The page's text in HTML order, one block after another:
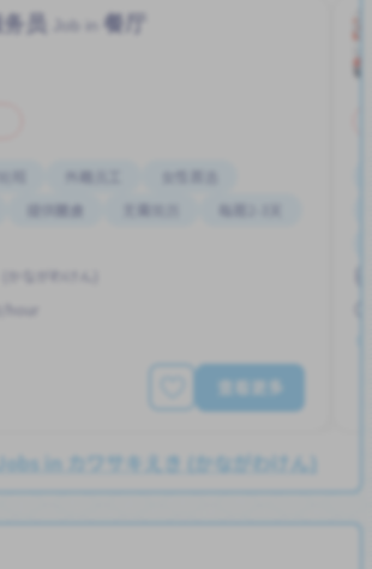
务员 餐厅
班 外籍员工
提供膳食 无需简历
每周2-3天
かながわけん)
hour
查看更多
in カワサキえき (かながわけん)